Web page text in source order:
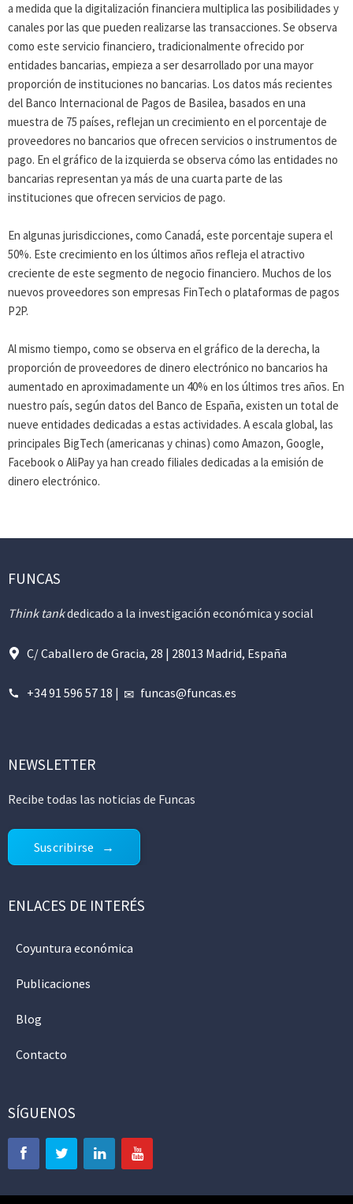
a medida que la digitalización financiera multiplica las posibilidades y
canales por las que pueden realizarse las transacciones. Se observa
como este servicio financiero, tradicionalmente ofrecido por
entidades bancarias, empieza a ser desarrollado por una mayor
proporción de instituciones no bancarias. Los datos más recientes
del Banco Internacional de Pagos de Basilea, basados en una
muestra de 75 países, reflejan un crecimiento en el porcentaje de
proveedores no bancarios que ofrecen servicios o instrumentos de
pago. En el gráfico de la izquierda se observa cómo las entidades no
bancarias representan ya más de una cuarta parte de las
instituciones que ofrecen servicios de pago.
En algunas jurisdicciones, como Canadá, este porcentaje supera el
50%. Este crecimiento en los últimos años refleja el atractivo
creciente de este segmento de negocio financiero. Muchos de los
nuevos proveedores son empresas FinTech o plataformas de pagos
P2P.
Al mismo tiempo, como se observa en el gráfico de la derecha, la
proporción de proveedores de dinero electrónico no bancarios ha
aumentado en aproximadamente un 40% en los últimos tres años. En
nuestro país, según datos del Banco de España, existen un total de
nueve entidades dedicadas a estas actividades. A escala global, las
principales BigTech (americanas y chinas) como Amazon, Google,
Facebook o AliPay ya han creado filiales dedicadas a la emisión de
dinero electrónico.
FUNCAS
Think tankdedicado a la investigación económica y social
C/ Caballero de Gracia, 28 | 28013 Madrid, España
+34 91 596 57 18 | funcas@funcas.es
NEWSLETTER
Recibe todas las noticias de Funcas
Suscribirse
ENLACES DE INTERÉS
Coyuntura económica
Publicaciones
Blog
Contacto
SÍGUENOS